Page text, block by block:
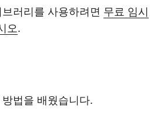
러리를 사용하려면 무료 임시
오.
법을 배웠습니다.